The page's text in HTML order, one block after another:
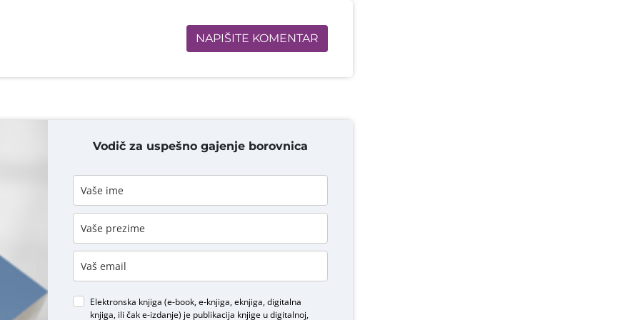
NAPIŠITE KOMENTAR
KOMENTAR
Vodič za uspešno gajenje borovnica
Elektronska knjiga (e-book, e-knjiga, eknjiga, digitalna
knjiga, ili čak e-izdanje) je publikacija knjige u digitalnoj,